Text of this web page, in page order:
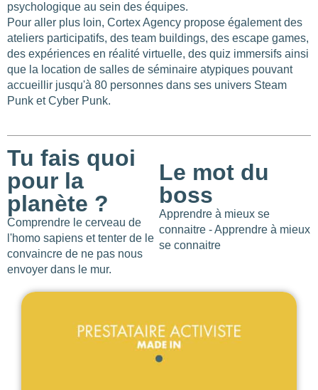
psychologique au sein des équipes.
Pour aller plus loin, Cortex Agency propose également des
ateliers participatifs, des team buildings, des escape games,
des expériences en réalité virtuelle, des quiz immersifs ainsi
que la location de salles de séminaire atypiques pouvant
accueillir jusqu'à 80 personnes dans ses univers Steam
Punk et Cyber Punk.
Tu fais quoi
pour la
planète ?
Comprendre le cerveau de
l'homo sapiens et tenter de le
convaincre de ne pas nous
envoyer dans le mur.
Le mot du
boss
Apprendre à mieux se
connaitre - Apprendre à mieux
se connaitre